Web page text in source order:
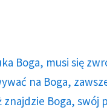
Boga, musi się
na Boga,
znajdzie Boga, swój